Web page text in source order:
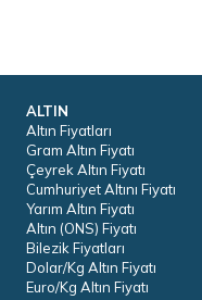
ALTIN
Altın Fiyatları
Gram Altın Fiyatı
Çeyrek Altın Fiyatı
Cumhuriyet Altını Fiyatı
Yarım Altın Fiyatı
Altın (ONS) Fiyatı
Bilezik Fiyatları
Dolar/Kg Altın Fiyatı
Euro/Kg Altın Fiyatı